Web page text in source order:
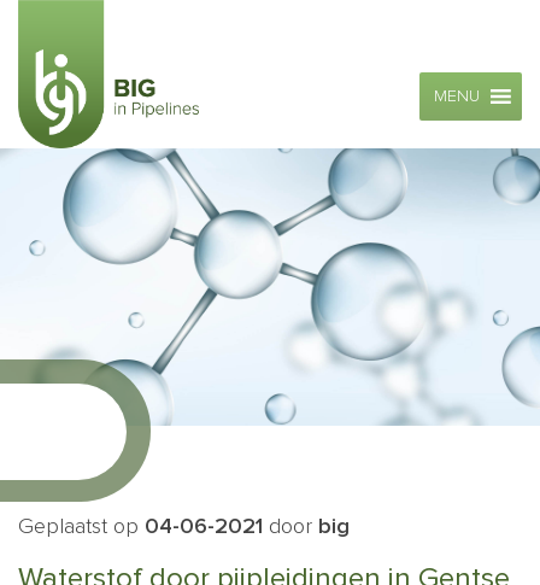
MENU
Geplaatst op 04-06-2021 door big